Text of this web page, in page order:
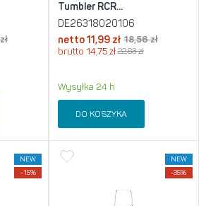
zł
Tumbler RCR...
DE26318020106
netto 11,99 zł 18,56zł
brutto 14,75 zł 22,83zł
Wysyłka 24 h
DO KOSZYKA
NEW
-15%
NEW
-35%